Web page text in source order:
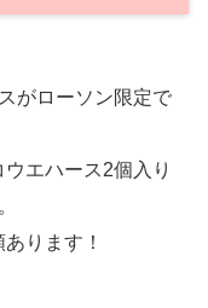
がローソン限定で
エハース2個入り
ります！